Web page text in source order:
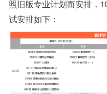
照旧版专业计划而安排，
试安排如下：